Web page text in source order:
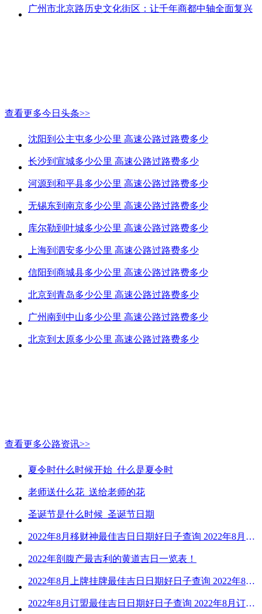
广州市北京路历史文化街区：让千年商都中轴全面复兴
查看更多今日头条>>
沈阳到公主屯多少公里 高速公路过路费多少
长沙到宣城多少公里 高速公路过路费多少
河源到和平县多少公里 高速公路过路费多少
无锡东到南京多少公里 高速公路过路费多少
库尔勒到叶城多少公里 高速公路过路费多少
上海到泗安多少公里 高速公路过路费多少
信阳到商城县多少公里 高速公路过路费多少
北京到青岛多少公里 高速公路过路费多少
广州南到中山多少公里 高速公路过路费多少
北京到太原多少公里 高速公路过路费多少
查看更多公路资讯>>
夏令时什么时候开始_什么是夏令时
老师送什么花_送给老师的花
圣诞节是什么时候_圣诞节日期
2022年8月移财神最佳吉日日期好日子查询 2022年8月移财神吉日一览
2022年剖腹产最吉利的黄道吉日一览表！
2022年8月上牌挂牌最佳吉日日期好日子查询 2022年8月上牌吉日精选
2022年8月订盟最佳吉日日期好日子查询 2022年8月订盟黄道吉日一览